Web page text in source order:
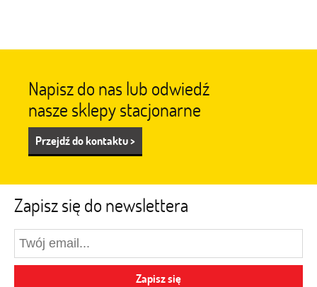
Napisz do nas lub odwiedź
nasze sklepy stacjonarne
Przejdź do kontaktu >
Zapisz się do newslettera
Zapisz się